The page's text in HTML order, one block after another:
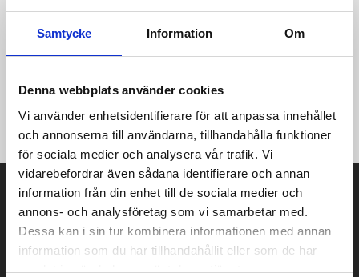
Samtycke Information Om
Denna webbplats använder cookies
Vi använder enhetsidentifierare för att anpassa innehållet
och annonserna till användarna, tillhandahålla funktioner
för sociala medier och analysera vår trafik. Vi
vidarebefordrar även sådana identifierare och annan
information från din enhet till de sociala medier och
annons- och analysföretag som vi samarbetar med.
Dessa kan i sin tur kombinera informationen med annan
information som du har tillhandahållit eller som de har
samlat in när du har använt deras tjänster.
BOSKA - ett B Corporation-certifierat företag - är lämplig för
alla typer av ost, tål maskindisk och kylskåpsdisk och har ett
tilldelats det prestigefyllda Red Dot Design Award och har
design.
Prisuppgift på mailen?
Kontakta oss här för att få förslag på produkt och pris över
mailen.
Det går också utmärkt att bara ställa frågor!